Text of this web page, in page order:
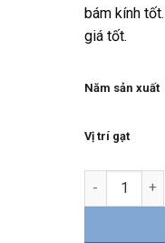
bám kính
giá tốt.
Năm sản xuất
Vị trí gạt
Gạt mưa